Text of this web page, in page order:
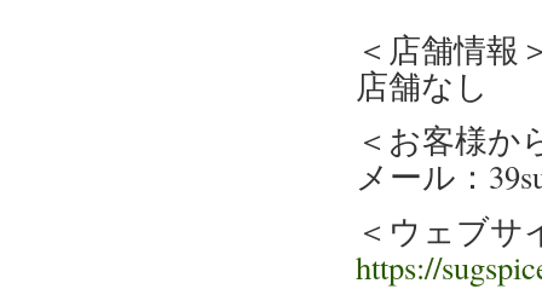
＜店舗情報
店舗なし
＜お客様か
メール：
＜ウェブサ
https://